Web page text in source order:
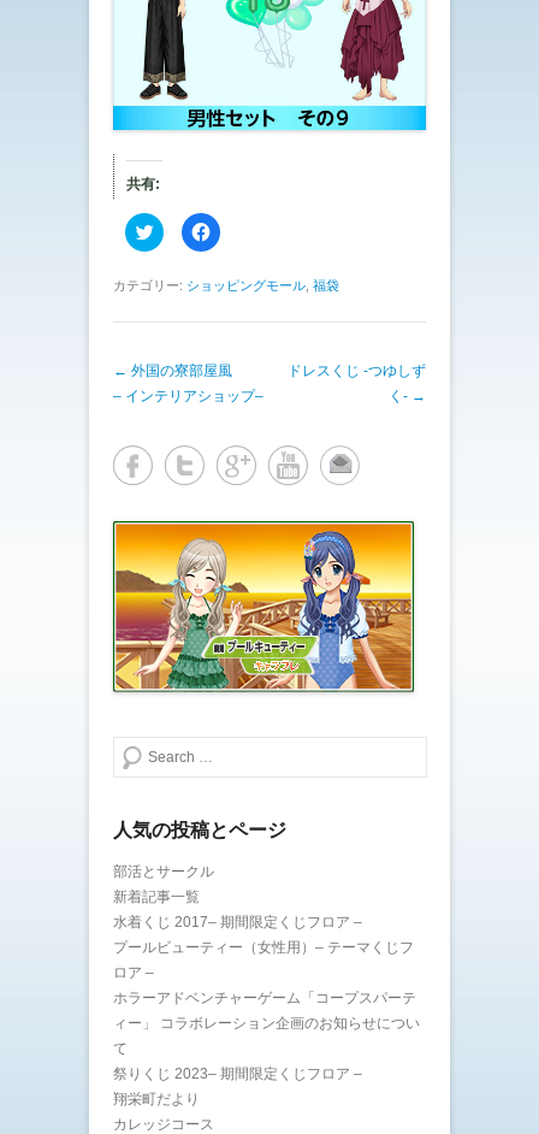
共有:
ク
リ
し
w
t
e
r
新
ウ
ィ
ン
ド
ウ
で
開
き
ま
す
)
F
a
b
k
有
る
ク
リ
ッ
ク
て
く
だ
さ
い
(
新
し
い
ウ
ィ
ン
ド
開
す
カテゴリー: ショッピングモール 福袋
投稿ナビゲーション
← 外国の寮部屋風
– インテリアショップ–
ドレスくじ -つゆしず
く- →
検索する
人気の投稿とページ
部活とサークル
新着記事一覧
水着くじ 2017– 期間限定くじフロア –
プールビューティー（女性用）– テーマくじフ
ロア –
ホラーアドベンチャーゲーム「コープスパーテ
ィー」 コラボレーション企画のお知らせについ
て
祭りくじ 2023– 期間限定くじフロア –
翔栄町だより
カレッジコース